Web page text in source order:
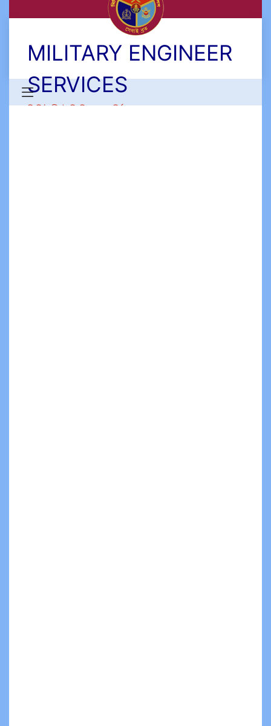
MILITARY ENGINEER
SERVICES
মিলিটারী ইঞ্জিনিয়ার সার্ভিসেস